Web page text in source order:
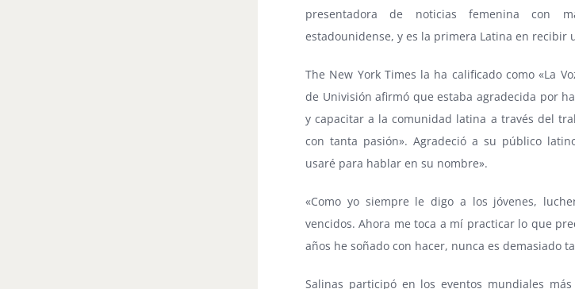
presentadora de noticias femenina con
estadounidense, y es la primera Latina en recibir
The New York Times la ha calificado como «La
de Univisión afirmó que estaba agradecida por
y capacitar a la comunidad latina a través del
con tanta pasión». Agradeció a su público
usaré para hablar en su nombre».
«Como yo siempre le digo a los jóvenes,
vencidos. Ahora me toca a mí practicar lo que
años he soñado con hacer, nunca es demasiado
Salinas participó en los eventos mundiales